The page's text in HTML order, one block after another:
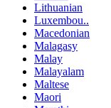
Lithuanian
Luxembou..
Macedonian
Malagasy
Malay
Malayalam
Maltese
Maori